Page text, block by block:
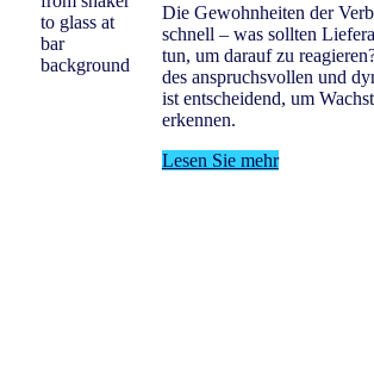
Die Gewohnheiten der
schnell – was sollten
tun, um darauf zu
des anspruchsvollen und
ist entscheidend, um
erkennen.
Lesen Sie mehr